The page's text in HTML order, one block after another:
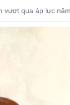
vượt qua áp lực